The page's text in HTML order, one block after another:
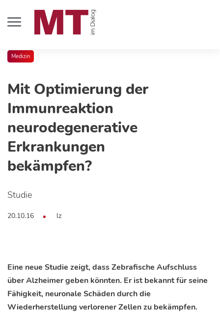
Medizin
Mit Optimierung der
Immunreaktion
neurodegenerative
Erkrankungen
bekämpfen?
Studie
20.10.16 lz
Eine neue Studie zeigt, dass Zebrafische Aufschluss
über Alzheimer geben könnten. Er ist bekannt für seine
Fähigkeit, neuronale Schäden durch die
Wiederherstellung verlorener Zellen zu bekämpfen.